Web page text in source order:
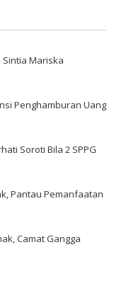
Sintia Mariska
Penghamburan Uang
Soroti Bila 2 SPPG
Pantau Pemanfaatan
Camat Gangga